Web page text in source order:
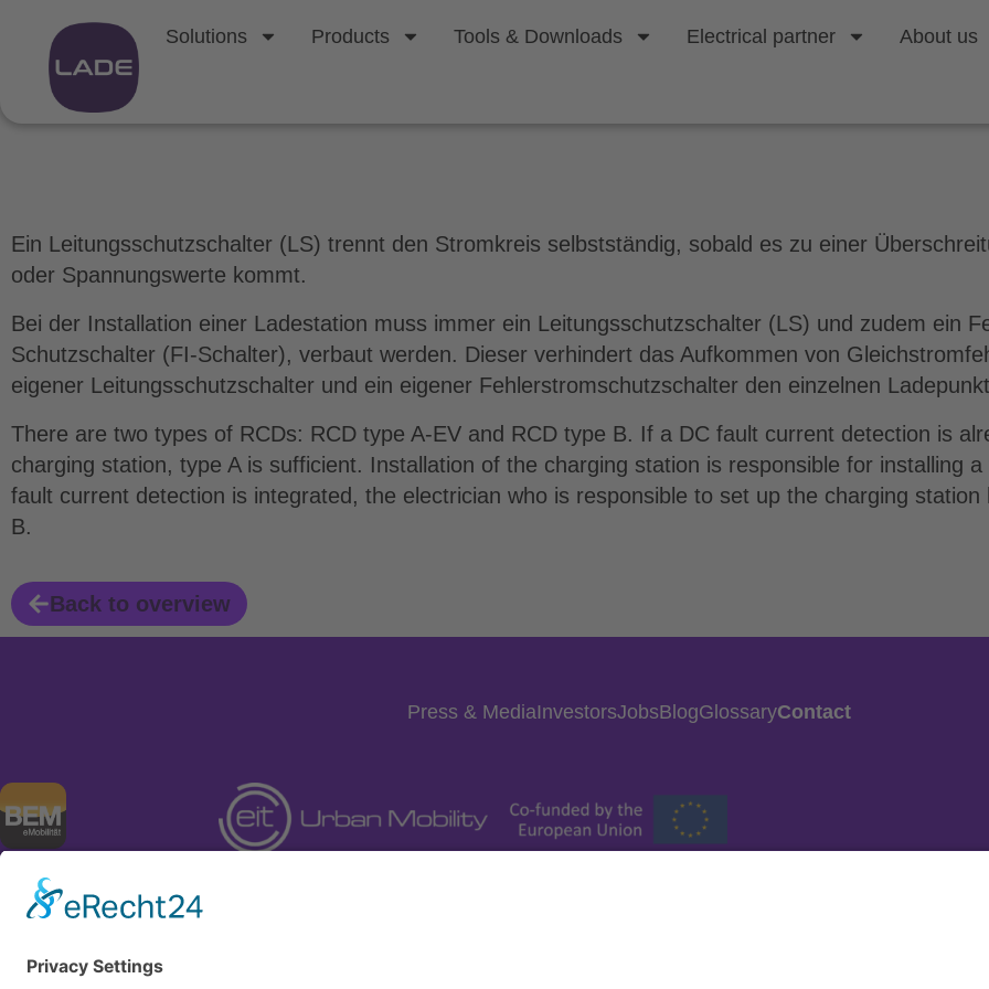
Solutions Products Tools & Downloads Electrical partner About us
Ein Leitungsschutzschalter (LS) trennt den Stromkreis selbstständig, sobald es zu einer
oder Spannungswerte kommt.
Bei der Installation einer Ladestation muss immer ein Leitungsschutzschalter (LS) und zudem ein
Schutzschalter (FI-Schalter), verbaut werden. Dieser verhindert das Aufkommen von
eigener Leitungsschutzschalter und ein eigener Fehlerstromschutzschalter den einzelnen
There are two types of RCDs: RCD type A-EV and RCD type B. If a DC fault current detection is
charging station, type A is sufficient. Installation of the charging station is responsible for installing
fault current detection is integrated, the electrician who is responsible to set up the charging station
B.
Back to overview
Press & MediaInvestorsJobsBlogGlossaryContact